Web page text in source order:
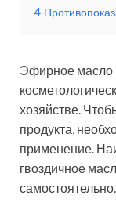
4
Эфирное масло
хозяйстве.
продукта,
применение.
гвоздичное
самостоятельно.